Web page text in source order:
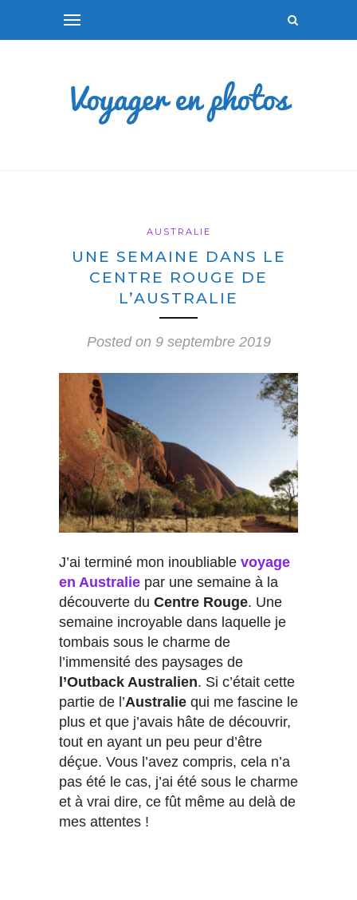
AUSTRALIE
UNE SEMAINE DANS LE
CENTRE ROUGE DE
L’AUSTRALIE
Posted on 9 septembre 2019
J’ai terminé mon inoubliable voyage
en Australie par une semaine à la
découverte du Centre Rouge. Une
semaine incroyable dans laquelle je
tombais sous le charme de
l’immensité des paysages de
l’Outback Australien. Si c’était cette
partie de l’Australie qui me fascine le
plus et que j’avais hâte de découvrir,
tout en ayant un peu peur d’être
déçue. Vous l’avez compris, cela n’a
pas été le cas, j’ai été sous le charme
et à vrai dire, ce fût même au delà de
mes attentes !